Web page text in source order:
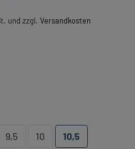
und zzgl. Versandkosten
9,5 10
10,5